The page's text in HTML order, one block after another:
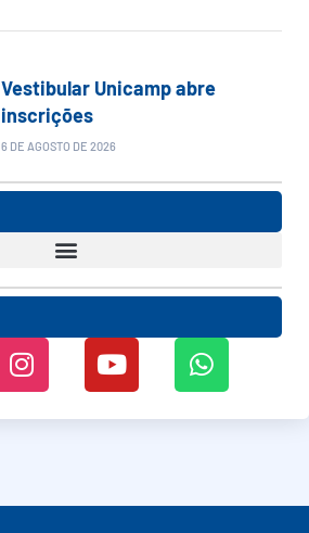
Vestibular Unicamp abre
inscrições
6 DE AGOSTO DE 2026